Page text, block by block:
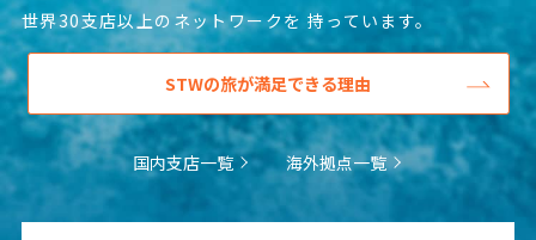
世界30支店以上のネットワークを 持っています。
STWの旅が満足できる理由
国内支店一覧 海外拠点一覧